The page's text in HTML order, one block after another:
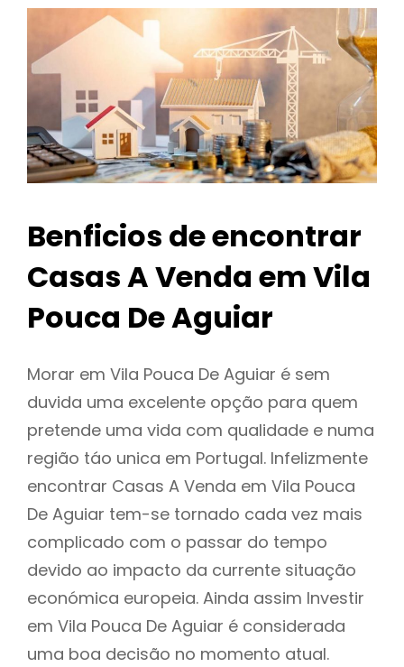
Benficios de encontrar
Casas A Venda em Vila
Pouca De Aguiar
Morar em Vila Pouca De Aguiar é sem
duvida uma excelente opção para quem
pretende uma vida com qualidade e numa
região táo unica em Portugal. Infelizmente
encontrar Casas A Venda em Vila Pouca
De Aguiar tem-se tornado cada vez mais
complicado com o passar do tempo
devido ao impacto da currente situação
económica europeia. Ainda assim Investir
em Vila Pouca De Aguiar é considerada
uma boa decisão no momento atual.